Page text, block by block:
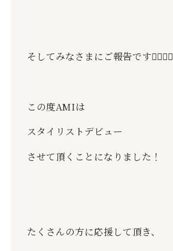
そしてみなさまにご報告です🙇🏻‍♂️✨
この度AMIは
スタイリストデビュー
させて頂くことになりました！
たくさんの方に応援して頂き、